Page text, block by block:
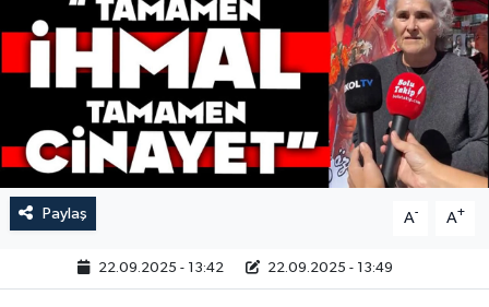
Paylaş A- A+
22.09.2025 - 13:42 22.09.2025 - 13:49